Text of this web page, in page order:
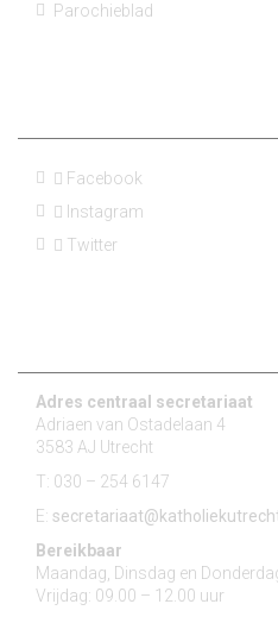
Parochieblad
Facebook
Instagram
Twitter
Adres centraal secretariaat
Adriaen van Ostadelaan 4
3583 AJ Utrecht
T: 030 – 254 6147
E:
Bereikbaar
Maandag, Dinsdag en
Vrijdag: 09.00 – 12.00 uur